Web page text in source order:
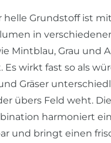
helle Grundstoff ist mit
in
Mintblau, Grau und
Es wirkt fast so als
Gräser
übers Feld weht. Die
harmoniert
und bringt einen